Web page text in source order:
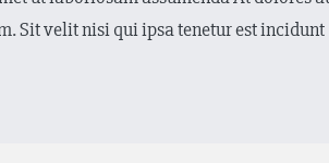
Sit velit nisi qui ipsa tenetur est incidunt